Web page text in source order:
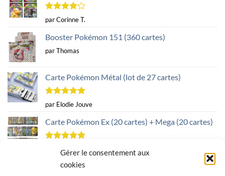
Gérer le consentement aux
cookies
Note4
sur 5
par Corinne T.
Booster Pokémon 151 (360 cartes)
par Thomas
Carte Pokémon Métal (lot de 27 cartes)
Note5sur
5
par Elodie Jouve
Carte Pokémon Ex (20 cartes) + Mega (20 cartes)
par Marion G.
Carte Pokémon Métal (lot de 27 cartes)